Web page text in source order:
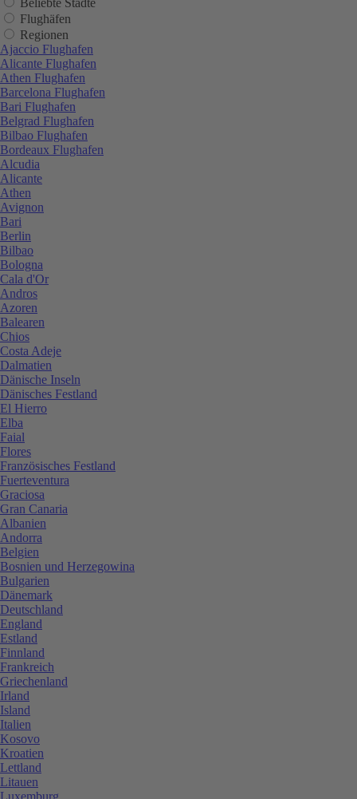
Flughäfen
Regionen
Ajaccio Flughafen
Alicante Flughafen
Athen Flughafen
Barcelona Flughafen
Bari Flughafen
Belgrad Flughafen
Bilbao Flughafen
Bordeaux Flughafen
Alcudia
Alicante
Athen
Avignon
Bari
Berlin
Bilbao
Bologna
Cala d'Or
Andros
Azoren
Balearen
Chios
Costa Adeje
Dalmatien
Dänische Inseln
Dänisches Festland
El Hierro
Elba
Faial
Flores
Französisches Festland
Fuerteventura
Graciosa
Gran Canaria
Albanien
Andorra
Belgien
Bosnien und Herzegowina
Bulgarien
Dänemark
Deutschland
England
Estland
Finnland
Frankreich
Griechenland
Irland
Island
Italien
Kosovo
Kroatien
Lettland
Litauen
Luxemburg